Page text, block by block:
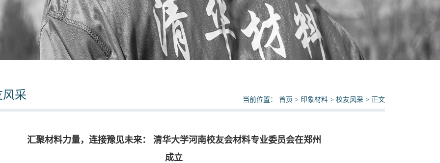
风采 当前位置： 首页 > 印象材料 > 校友风采 > 正文
汇聚材料力量，连接豫见未来： 清华大学河南校友会材料专业委员会在郑州
成立